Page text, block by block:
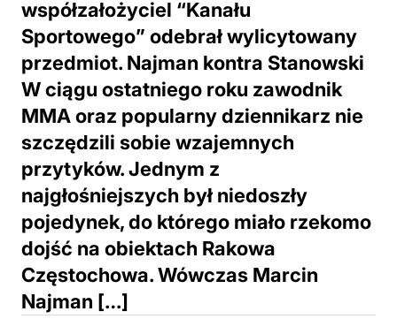
współzałożyciel “Kanału
Sportowego” odebrał wylicytowany
przedmiot. Najman kontra Stanowski
W ciągu ostatniego roku zawodnik
MMA oraz popularny dziennikarz nie
szczędzili sobie wzajemnych
przytyków. Jednym z
najgłośniejszych był niedoszły
pojedynek, do którego miało rzekomo
dojść na obiektach Rakowa
Częstochowa. Wówczas Marcin
Najman […]